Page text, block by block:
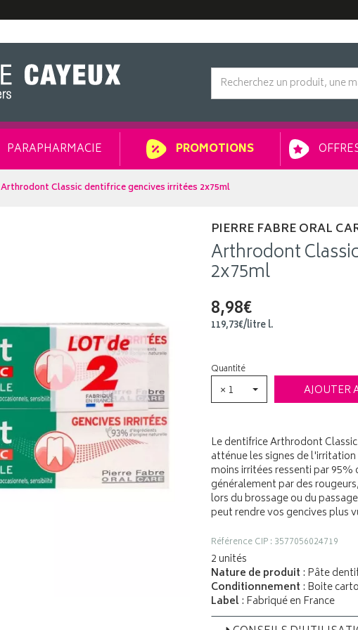
PARAPHARMACIE PROMOTIONS
Arthrodont Classic dentifrice gencives irritées 2x75ml
PIERRE FABRE ORAL
Arthrodont
2x75ml
8,98€
119,73€/litrel.
Quantité
× 1 AJOUTER
Le dentifrice Arthrodont
atténue les signes de
moins irritées ressenti par
généralement par des
lors du brossage ou du
peut rendre vos gencives plus
Référence CIP : 3577056024719
2 unités
Nature de produit : Pâte
Conditionnement : Boite
Label: Fabriqué en France